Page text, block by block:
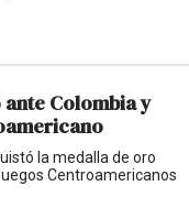
Colombia y
la medalla de oro
Centroamericanos